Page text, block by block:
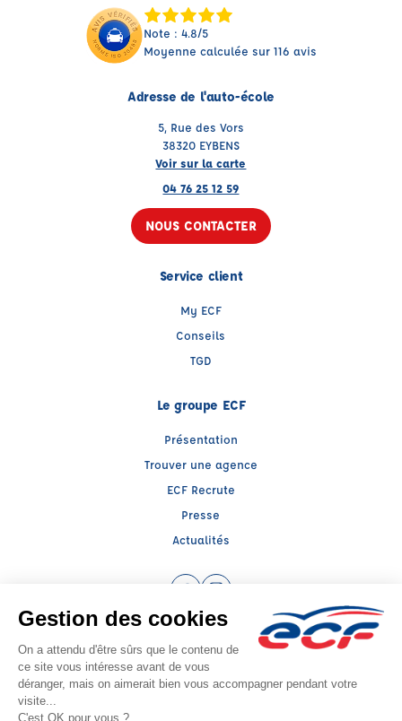
Note : 4.8/5
Moyenne calculée sur 116 avis
Adresse de l'auto-école
5, Rue des Vors
38320 EYBENS
Voir sur la carte
04 76 25 12 59
NOUS CONTACTER
Service client
My ECF
Conseils
TGD
Le groupe ECF
Présentation
Trouver une agence
ECF Recrute
Presse
Actualités
Facebook (nouvelle fenêtre)
Instagram (nouvelle fenêtre)
Raison sociale : CESR 38 - Capital social: 123483€
SIREN: 312667090 - Numéro de TVA intracommunautaire: FR 30 312667090
Agrément n°E1703800020
Siège social : 27, Rue des Glairaux , ST EGREVE (38120) - Représentant légal :